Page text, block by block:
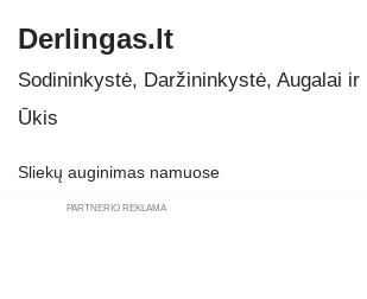
Skip
to
Derlingas.lt
Sodininkystė, Daržininkystė, Augalai ir
Ūkis
Sliekų auginimas namuose
PARTNERIO REKLAMA